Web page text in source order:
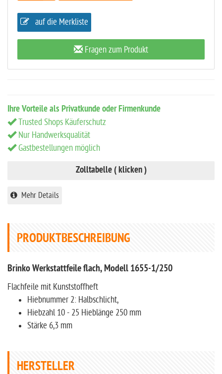
auf die Merkliste
Fragen zum Produkt
Ihre Vorteile als Privatkunde oder Firmenkunde
Trusted Shops Käuferschutz
Nur Handwerksqualität
Gastbestellungen möglich
Zolltabelle ( klicken )
Mehr Details
PRODUKTBESCHREIBUNG
Brinko Werkstattfeile flach, Modell 1655-1/250
Flachfeile mit Kunststoffheft
Hiebnummer 2: Halbschlicht,
Hiebzahl 10 - 25 Hieblänge 250 mm
Stärke 6,3 mm
HERSTELLER